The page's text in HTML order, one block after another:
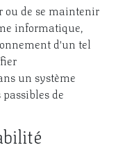
ou de se maintenir
informatique,
d'un tel
un système
de